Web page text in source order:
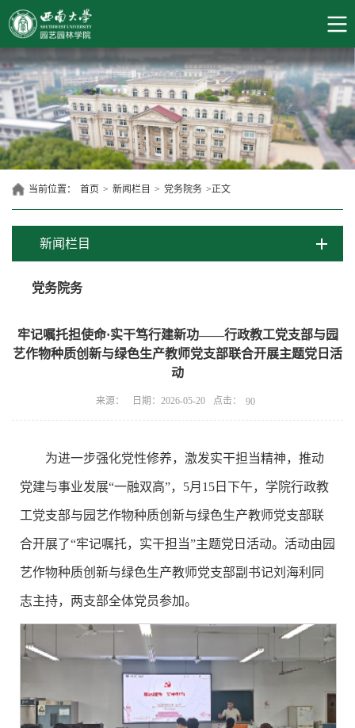
当前位置： 首页 > 新闻栏目 > 党务院务 >正文
新闻栏目
党务院务
牢记嘱托担使命·实干笃行建新功——行政教工党支部与园
艺作物种质创新与绿色生产教师党支部联合开展主题党日活
动
来源： 日期：2026-05-20 点击： 90
为进一步强化党性修养，激发实干担当精神，推动
党建与事业发展“一融双高”，5月15日下午，学院行政教
工党支部与园艺作物种质创新与绿色生产教师党支部联
合开展了“牢记嘱托，实干担当”主题党日活动。活动由园
艺作物种质创新与绿色生产教师党支部副书记刘海利同
志主持，两支部全体党员参加。